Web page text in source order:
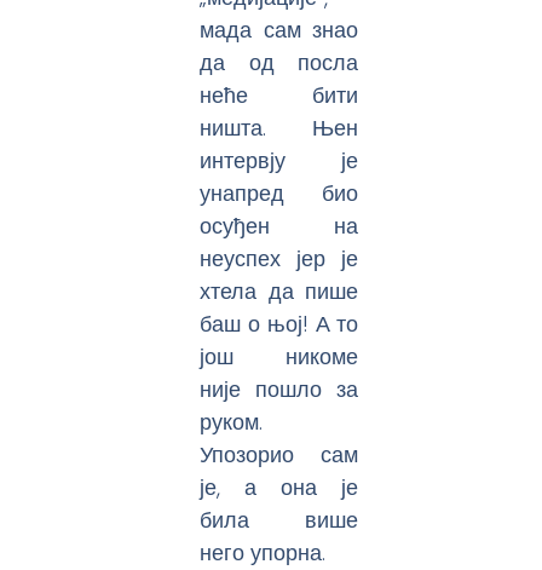
мада сам знао
да од посла
неће бити
ништа. Њен
интервју је
унапред био
осуђен на
неуспех јер је
хтела да пише
баш о њој! А то
још никоме
није пошло за
руком.
Упозорио сам
је, а она је
била више
него упорна.